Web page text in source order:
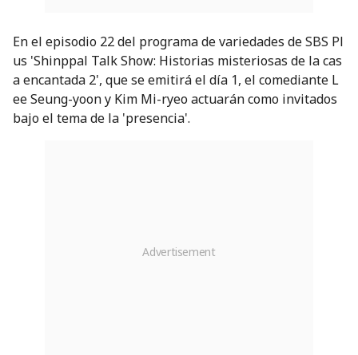
En el episodio 22 del programa de variedades de SBS Pl
us 'Shinppal Talk Show: Historias misteriosas de la cas
a encantada 2', que se emitirá el día 1, el comediante L
ee Seung-yoon y Kim Mi-ryeo actuarán como invitados
bajo el tema de la 'presencia'.